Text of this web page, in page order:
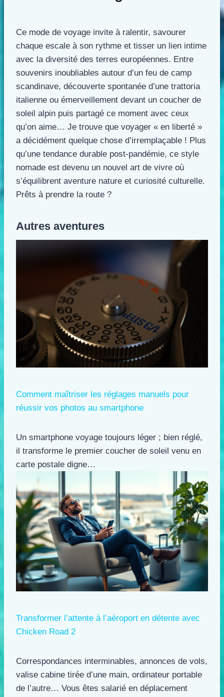
Ce mode de voyage invite à ralentir, savourer
chaque escale à son rythme et tisser un lien intime
avec la diversité des terres européennes. Entre
souvenirs inoubliables autour d’un feu de camp
scandinave, découverte spontanée d’une trattoria
italienne ou émerveillement devant un coucher de
soleil alpin puis partagé ce moment avec ceux
qu’on aime… Je trouve que voyager « en liberté »
a décidément quelque chose d’irremplaçable ! Plus
qu’une tendance durable post-pandémie, ce style
nomade est devenu un nouvel art de vivre où
s’équilibrent aventure nature et curiosité culturelle.
Prêts à prendre la route ?
Autres aventures
Comment maîtriser les réglages manuels pour
réussir vos photos au smartphone
Un smartphone voyage toujours léger ; bien réglé,
il transforme le premier coucher de soleil venu en
carte postale digne…
Transformer l’attente à l’aéroport en détente avec
Chicken Road 2
Correspondances interminables, annonces de vols,
valise cabine tirée d’une main, ordinateur portable
de l’autre… Vous êtes salarié en déplacement